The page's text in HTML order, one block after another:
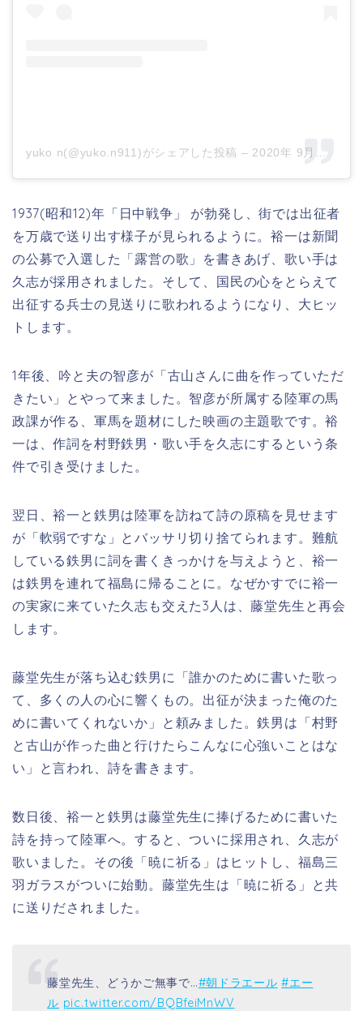
yuko n(@yuko.n911)がシェアした投稿 – 2020年 9月月28日午前7時40分PDT
1937(昭和12)年「日中戦争」 が勃発し、街では出征者
を万歳で送り出す様子が見られるように。裕一は新聞
の公募で入選した「露営の歌」を書きあげ、歌い手は
久志が採用されました。そして、国民の心をとらえて
出征する兵士の見送りに歌われるようになり、大ヒッ
トします。
1年後、吟と夫の智彦が「古山さんに曲を作っていただ
きたい」とやって来ました。智彦が所属する陸軍の馬
政課が作る、軍馬を題材にした映画の主題歌です。裕
一は、作詞を村野鉄男・歌い手を久志にするという条
件で引き受けました。
翌日、裕一と鉄男は陸軍を訪ねて詩の原稿を見せます
が「軟弱ですな」とバッサリ切り捨てられます。 難航
している鉄男に詞を書くきっかけを与えようと、裕一
は鉄男を連れて福島に帰ることに。なぜかすでに裕一
の実家に来ていた久志も交えた3人は、藤堂先生と再会
します。
藤堂先生が落ち込む鉄男に「誰かのために書いた歌っ
て、多くの人の心に響くもの。出征が決まった俺のた
めに書いてくれないか」と頼みました。鉄男は「村野
と古山が作った曲と行けたらこんなに心強いことはな
い」と言われ、詩を書きます。
数日後、裕一と鉄男は藤堂先生に捧げるために書いた
詩を持って陸軍へ。すると、ついに採用され、久志が
歌いました。その後「暁に祈る」はヒットし、福島三
羽ガラスがついに始動。藤堂先生は「暁に祈る」と共
に送りだされました。
藤堂先生、どうかご無事で…#朝ドラエール #エー
ル pic.twitter.com/BQBfeiMnWV